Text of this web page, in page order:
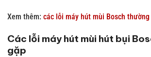
Xem thêm: các lỗi máy hút mùi Bosch
Các lỗi máy hút mùi hút bụi
gặp